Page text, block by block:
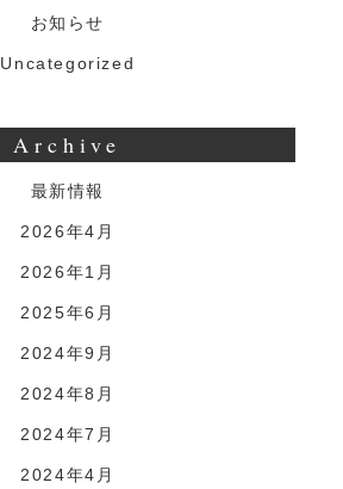
お知らせ
Uncategorized
Archive
最新情報
2026年4月
2026年1月
2025年6月
2024年9月
2024年8月
2024年7月
2024年4月